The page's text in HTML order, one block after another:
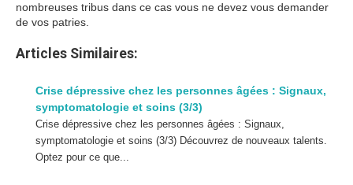
nombreuses tribus dans ce cas vous ne devez vous demander
de vos patries.
Articles Similaires:
Crise dépressive chez les personnes âgées : Signaux,
symptomatologie et soins (3/3)
Crise dépressive chez les personnes âgées : Signaux,
symptomatologie et soins (3/3) Découvrez de nouveaux talents.
Optez pour ce que...